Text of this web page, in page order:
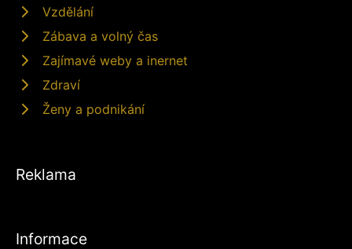
Vzdělání
Zábava a volný čas
Zajímavé weby a inernet
Zdraví
Ženy a podnikání
Reklama
Informace